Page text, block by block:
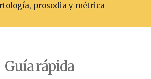
prosodia y métrica
Guía rápida